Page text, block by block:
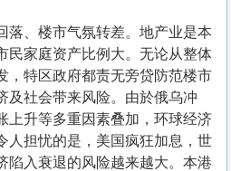
落、楼市气氛转差。地产业是本
民家庭资产比例大。无论从整体
，特区政府都责无旁贷防范楼市
及社会带来风险。由於俄乌冲
上升等多重因素叠加，环球经济
人担忧的是，美国疯狂加息，世
陷入衰退的风险越来越大。本港